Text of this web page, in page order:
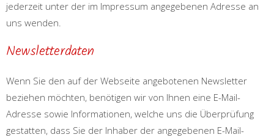
jederzeit unter der im Impressum angegebenen Adresse an
uns wenden.
Newsletterdaten
Wenn Sie den auf der Webseite angebotenen Newsletter
beziehen möchten, benötigen wir von Ihnen eine E-Mail-
Adresse sowie Informationen, welche uns die Überprüfung
gestatten, dass Sie der Inhaber der angegebenen E-Mail-